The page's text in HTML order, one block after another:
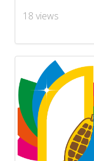
18 views